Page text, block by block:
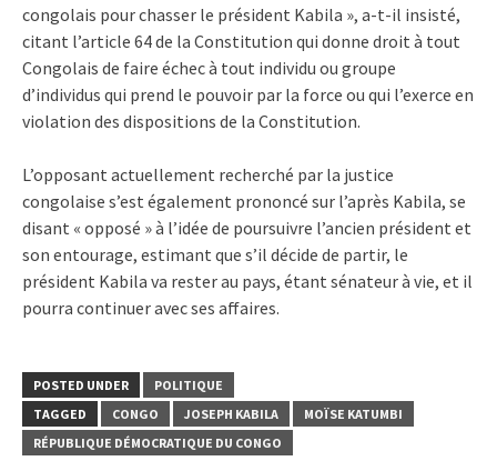
congolais pour chasser le président Kabila », a-t-il insisté,
citant l’article 64 de la Constitution qui donne droit à tout
Congolais de faire échec à tout individu ou groupe
d’individus qui prend le pouvoir par la force ou qui l’exerce en
violation des dispositions de la Constitution.
L’opposant actuellement recherché par la justice
congolaise s’est également prononcé sur l’après Kabila, se
disant « opposé » à l’idée de poursuivre l’ancien président et
son entourage, estimant que s’il décide de partir, le
président Kabila va rester au pays, étant sénateur à vie, et il
pourra continuer avec ses affaires.
POSTED UNDER
POLITIQUE
TAGGED
CONGO JOSEPH KABILA
MOÏSE KATUMBI
RÉPUBLIQUE DÉMOCRATIQUE DU CONGO